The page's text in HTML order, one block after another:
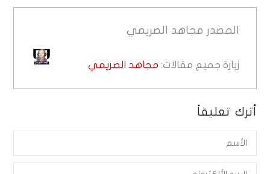
المصدر مجاهد الصريمي
زيارة جميع مقالات: مجاهد الصريمي
أترك تعليقاً